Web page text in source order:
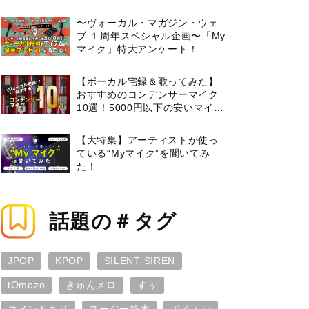
〜ヴォーカル・マガジン・ウェ
ブ １周年スペシャル企画〜「My
マイク」特大アンケート！
【ボーカル宅録＆歌ってみた】
おすすめのコンデンサーマイク
10選！5000円以下の安いマイク
【大特集】アーティストが使っ
ている“Myマイク”を聞いてみ
た！
話題の＃タグ
JPOP KPOP SILENT SIREN
tOmozo きゅんメロ すぅ